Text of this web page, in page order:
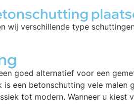
wij verschillende type
goed alternatief voor een
is een betonschutting vele
tot modern. Wanneer u